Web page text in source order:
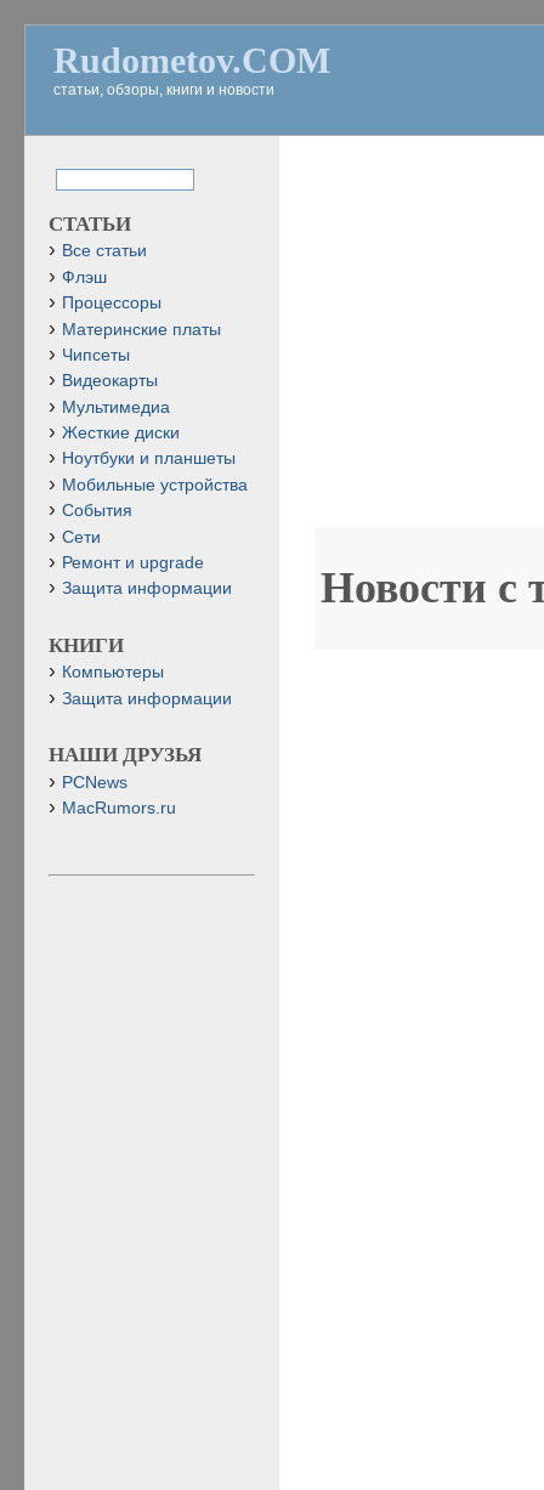
Rudometov.COM
статьи, обзоры, книги и новости
Новости с
СТАТЬИ
Все статьи
Флэш
Процессоры
Материнские платы
Чипсеты
Видеокарты
Мультимедиа
Жесткие диски
Ноутбуки и планшеты
Мобильные устройства
События
Сети
Ремонт и upgrade
Защита информации
КНИГИ
Компьютеры
Защита информации
НАШИ ДРУЗЬЯ
PCNews
MacRumors.ru